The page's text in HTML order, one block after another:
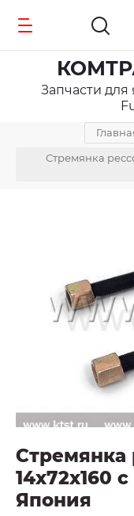
Запчасти для
Стремянка
Стремянка
14x72x160
Япония